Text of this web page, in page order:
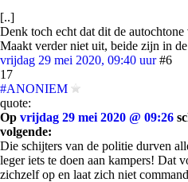
[..]
Denk toch echt dat dit de
Maakt verder niet uit, beide zijn in
vrijdag 29 mei 2020, 09:40 uur #6
17
#ANONIEM
quote:
Op vrijdag 29 mei 2020 @ 09:26
volgende:
Die schijters van de politie durven
leger iets te doen aan kampers! Dat
zichzelf op en laat zich niet